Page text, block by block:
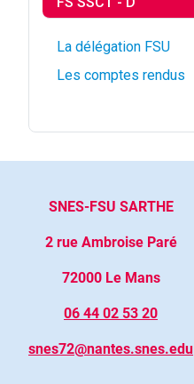
La délégation FSU
Les comptes rendus
SNES-FSU SARTHE
2 rue Ambroise Paré
72000 Le Mans
06 44 02 53 20
snes72@nantes.snes.edu